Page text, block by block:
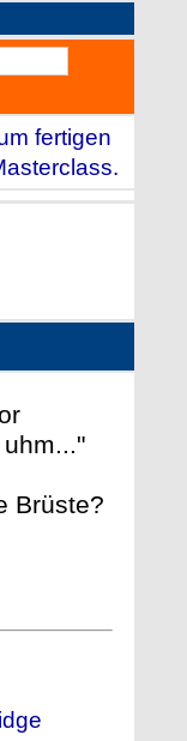
fertigen
Brüste?